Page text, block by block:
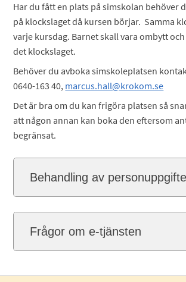
Har du fått en plats på simskolan behöver
på klockslaget då kursen börjar. Samma
varje kursdag. Barnet skall vara ombytt
det klockslaget.
Behöver du avboka simskoleplatsen
0640-163 40, marcus.hall@krokom.se
Det är bra om du kan frigöra platsen så
att någon annan kan boka den eftersom
begränsat.
Behandling av
Frågor om e-tjänsten